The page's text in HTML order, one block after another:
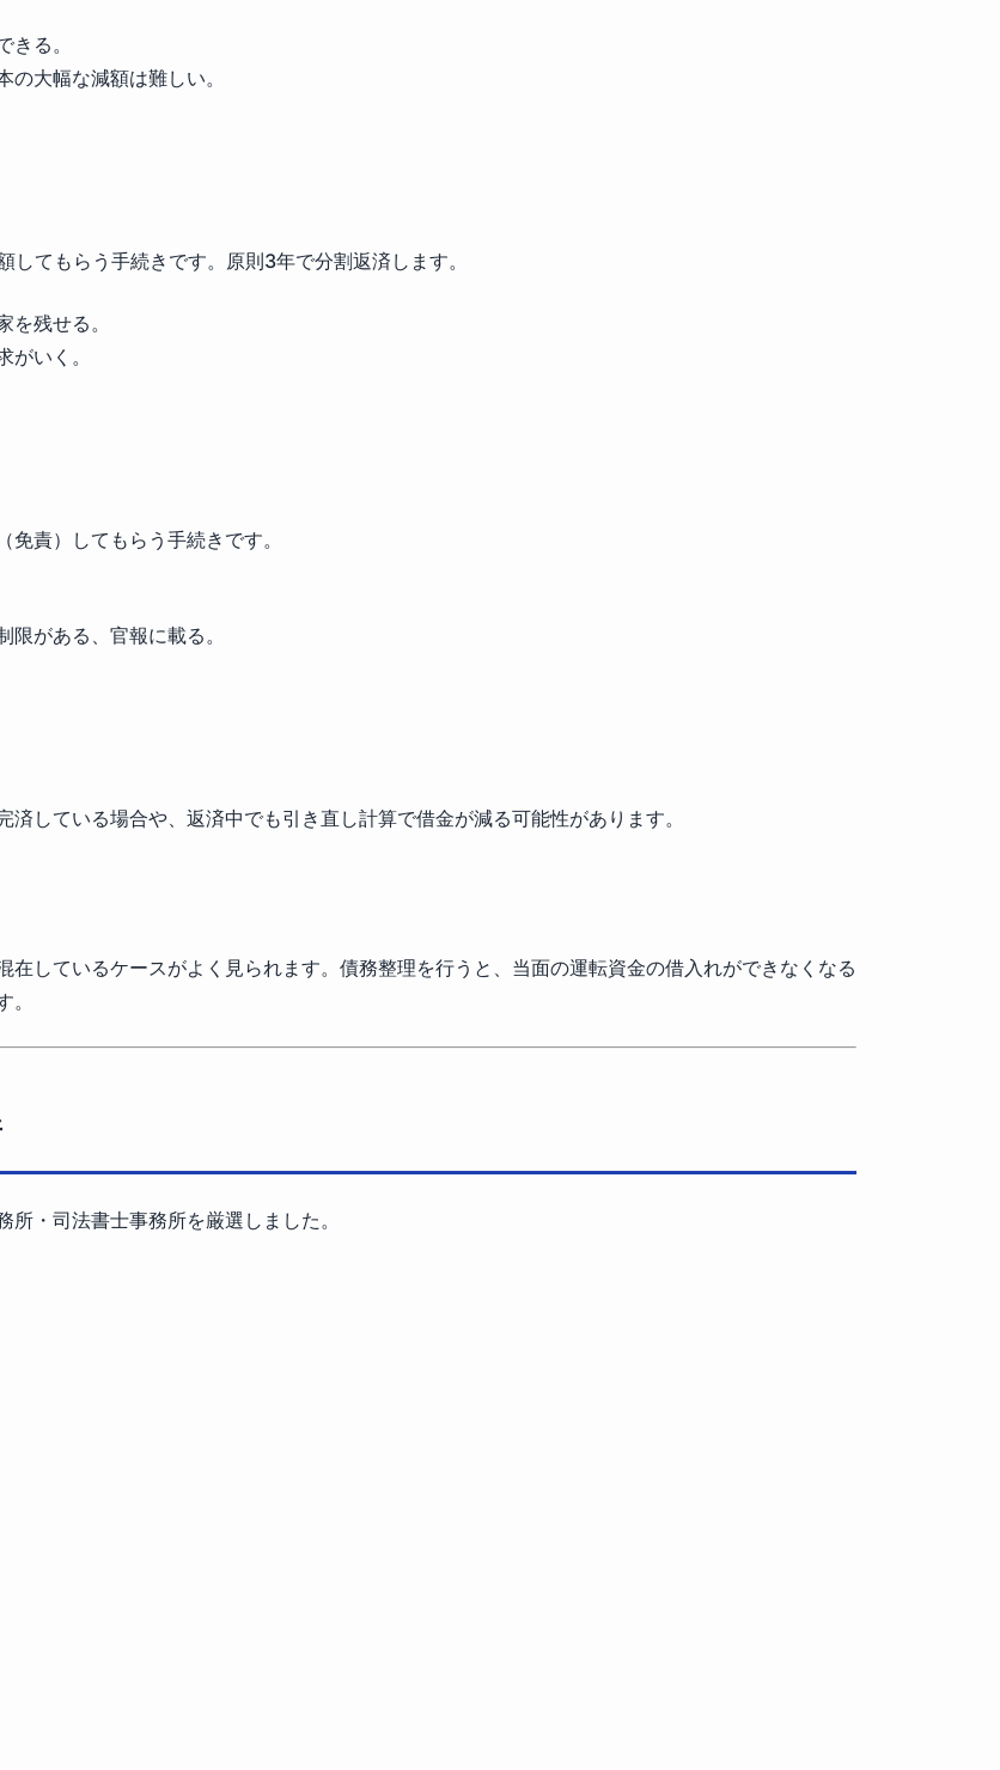
る。
大幅な減額は難しい。
てもらう手続きです。原則3年で分割返済します。
残せる。
いく。
責）してもらう手続きです。
がある、官報に載る。
している場合や、返済中でも引き直し計算で借金が減る可能性があります。
しているケースがよく見られます。債務整理を行うと、当面の運転資金の借入れができなくなる
・司法書士事務所を厳選しました。